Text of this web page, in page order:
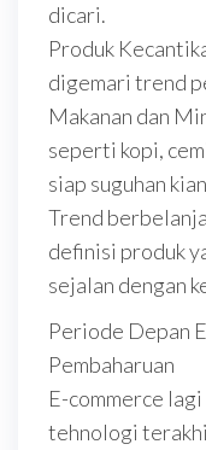
dicari.
Produk
digemari trend
Makanan dan
seperti kopi,
siap suguhan
Trend
definisi produk
sejalan dengan
Periode Depan
Pembaharuan
E-commerce
tehnologi